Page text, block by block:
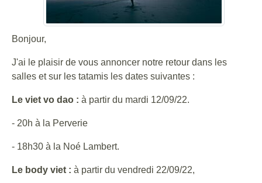
Bonjour,
J'ai le plaisir de vous annoncer notre retour dans les
salles et sur les tatamis les dates suivantes :
Le viet vo dao : à partir du mardi 12/09/22.
- 20h à la Perverie
- 18h30 à la Noé Lambert.
Le body viet : à partir du vendredi 22/09/22,